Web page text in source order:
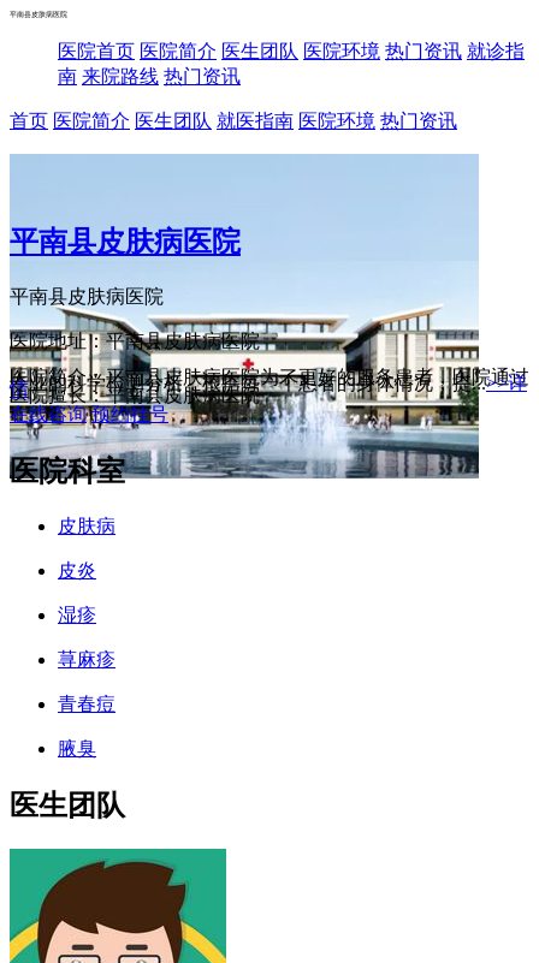
平南县皮肤病医院
医院首页 医院简介 医生团队 医院环境 热门资讯 就诊指
南 来院路线 热门资讯
首页 医院简介 医生团队 就医指南 医院环境 热门资讯
平南县皮肤病医院
平南县皮肤病医院
医院地址：平南县皮肤病医院
医院简介：平南县皮肤病医院为了更好的服务患者，医院通过
专业的科学检测分析，根据每一个患者的身体情况，提...>>详
情
医院擅长：平南县皮肤病医院
在线咨询 预约挂号
医院科室
皮肤病
皮炎
湿疹
荨麻疹
青春痘
腋臭
医生团队